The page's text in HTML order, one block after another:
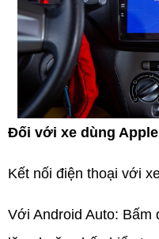
Đối với xe dùng
Kết nối điện thoại với
Với Android Auto: Bấm